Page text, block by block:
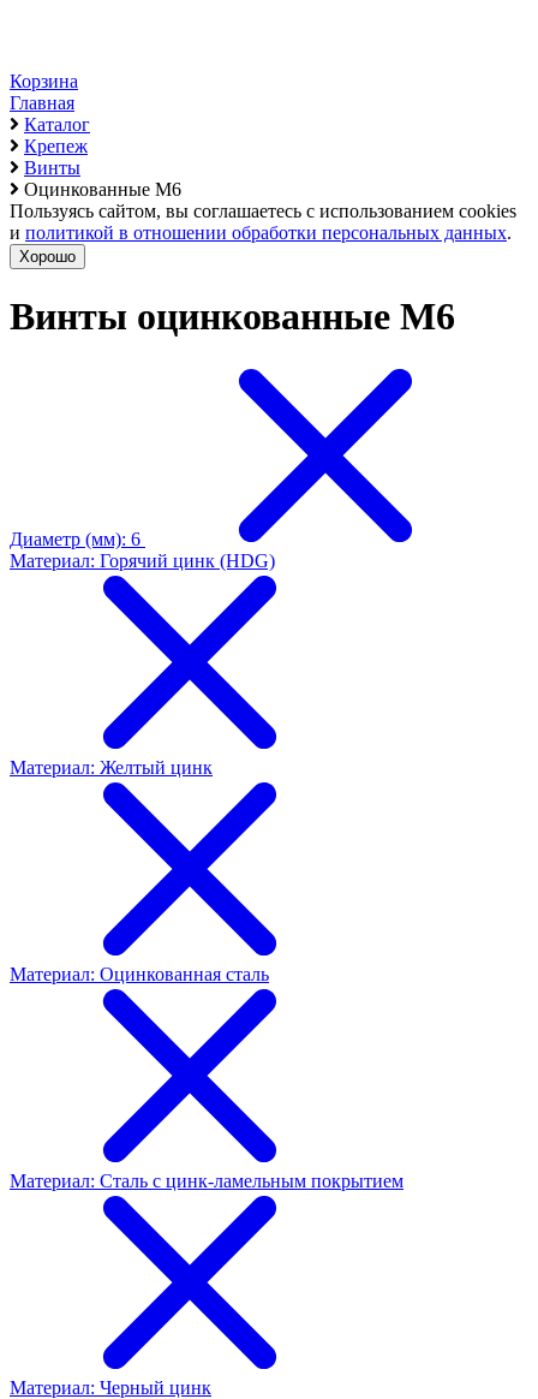
Корзина
Главная
Каталог
Крепеж
Винты
Оцинкованные М6
Пользуясь сайтом, вы соглашаетесь с использованием cookies
и политикой в отношении обработки персональных данных.
Хорошо
Винты оцинкованные М6
Диаметр (мм): 6
Материал: Горячий цинк (HDG)
Материал: Желтый цинк
Материал: Оцинкованная сталь
Материал: Сталь с цинк-ламельным покрытием
Материал: Черный цинк